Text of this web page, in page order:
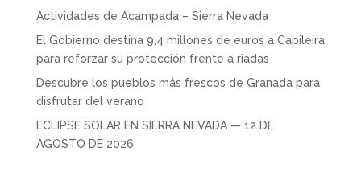
Actividades de Acampada – Sierra Nevada
El Gobierno destina 9,4 millones de euros a Capileira
para reforzar su protección frente a riadas
Descubre los pueblos más frescos de Granada para
disfrutar del verano
ECLIPSE SOLAR EN SIERRA NEVADA — 12 DE
AGOSTO DE 2026